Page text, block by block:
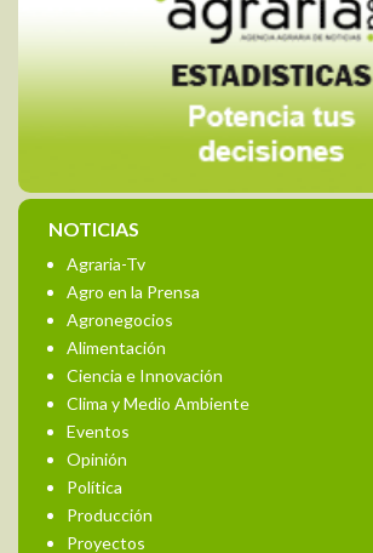
NOTICIAS
Agraria-Tv
Agro en la Prensa
Agronegocios
Alimentación
Ciencia e Innovación
Clima y Medio Ambiente
Eventos
Opinión
Política
Producción
Proyectos